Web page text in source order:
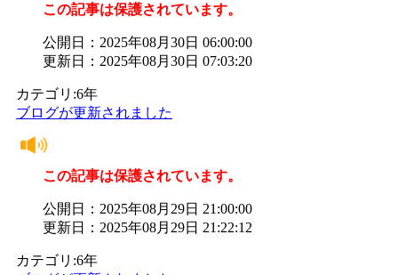
この記事は保護されています。
公開日：2025年08月30日 06:00:00
更新日：2025年08月30日 07:03:20
カテゴリ:6年
ブログが更新されました
この記事は保護されています。
公開日：2025年08月29日 21:00:00
更新日：2025年08月29日 21:22:12
カテゴリ:6年